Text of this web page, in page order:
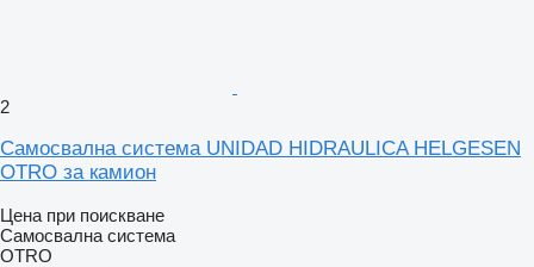
2
Самосвална система UNIDAD HIDRAULICA HELGESEN
OTRO за камион
Цена при поискване
Самосвална система
OTRO